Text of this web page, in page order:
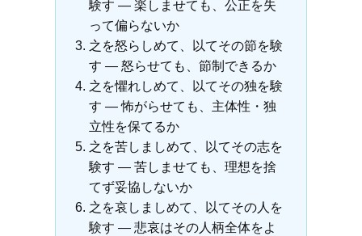
験す ― 楽しませても、公正を失
って偏らないか
之を怒らしめて、以てその節を験
す ― 怒らせても、節制できるか
之を懼れしめて、以てその独を験
す ― 怖がらせても、主体性・独
立性を保てるか
之を苦しましめて、以てその志を
験す ― 苦しませても、理想を捨
てず妥協しないか
之を哀しましめて、以てその人を
験す ― 悲哀はその人柄全体をよ